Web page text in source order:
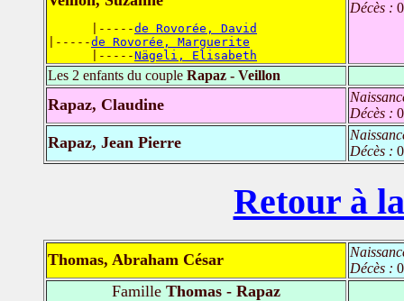
      |-----
de Rovorée, David
|-----de Rovorée, Marguerite
      |-----
Nägeli, Elisabeth
Décès :
Les 2 enfants du couple Rapaz - Veillon
Rapaz, Claudine
Décès :
Rapaz, Jean Pierre
Décès :
Retour à
Thomas, Abraham César
Décès :
Famille Thomas - Rapaz